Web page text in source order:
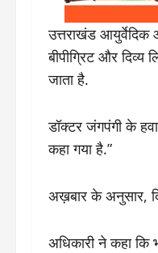
उत्तराखंड आयुर्वेदिक
बीपीग्रिट और
जाता है.
डॉक्टर जंगपंगी के
कहा गया है.”
अख़बार के अनुसार,
अधिकारी ने कहा कि